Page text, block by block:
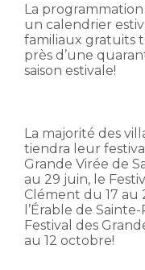
La
un calendrier
familiaux gratuits
près d’une
saison estivale!
La majorité des
tiendra leur
Grande Virée de
au 29 juin, le
Clément du 17 au
l’Érable de
Festival des
au 12 octobre!